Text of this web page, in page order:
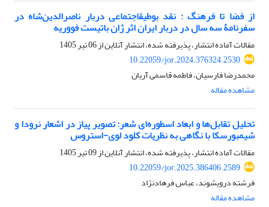
از فضا تا فرهنگ : نقد بوطیقاجتماعی دربار ناصرالدین‌شاه در
سفرنامۀ سه سال در دربار ایران اثر ژان باتیست فووریه
مقالات آماده انتشار، پذیرفته شده، انتشار آنلاین از06 تیر 1405
10.22059/jor.2024.376324.2530
محمدرضا فارسیان، فاطمه قاسمی آریان
مشاهده مقاله
تحلیل تقابل‌ها و ابعاد اسطوره‌‌ای شعر: تصویر پیاز در اشعار نرودا و
شیمبورسکا با نگاهی به نظریات کلود لوی-استروس
مقالات آماده انتشار، پذیرفته شده، انتشار آنلاین از09 تیر 1405
10.22059/jor.2025.386406.2589
فرشته درویشوند، عباس فرهادنژاد
مشاهده مقاله